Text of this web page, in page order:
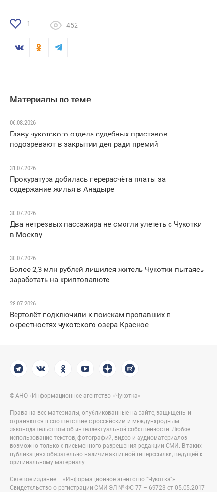
1 452
Материалы по теме
06.08.2026
Главу чукотского отдела судебных приставов
подозревают в закрытии дел ради премий
31.07.2026
Прокуратура добилась перерасчёта платы за
содержание жилья в Анадыре
30.07.2026
Два нетрезвых пассажира не смогли улететь с Чукотки
в Москву
30.07.2026
Более 2,3 млн рублей лишился житель Чукотки пытаясь
заработать на криптовалюте
28.07.2026
Вертолёт подключили к поискам пропавших в
окрестностях чукотского озера Красное
© АНО «Информационное агентство «Чукотка»
Права на все материалы, опубликованные на сайте, защищены и
охраняются в соответствие с российским и международным
законодательством об интеллектуальной собственности. Любое
использование текстов, фотографий, видео и аудиоматериалов
возможно только с письменного разрешения редакции СМИ. В таких
публикациях обязательно наличие активной гиперссылки, ведущей к
оригинальному материалу.
Сетевое издание – «Информационное агентство "Чукотка"».
Свидетельство о регистрации СМИ ЭЛ № ФС 77 – 69723 от 05.05.2017